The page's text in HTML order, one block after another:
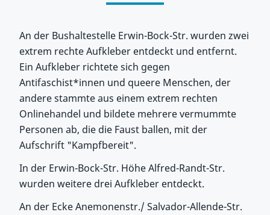
An der Bushaltestelle Erwin-Bock-Str. wurden zwei
extrem rechte Aufkleber entdeckt und entfernt.
Ein Aufkleber richtete sich gegen
Antifaschist*innen und queere Menschen, der
andere stammte aus einem extrem rechten
Onlinehandel und bildete mehrere vermummte
Personen ab, die die Faust ballen, mit der
Aufschrift "Kampfbereit".
In der Erwin-Bock-Str. Höhe Alfred-Randt-Str.
wurden weitere drei Aufkleber entdeckt.
An der Ecke Anemonenstr./ Salvador-Allende-Str.